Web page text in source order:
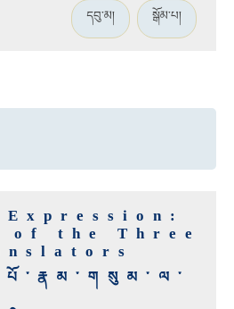
དབུ་མ། སྒོམ་པ།
of the Three